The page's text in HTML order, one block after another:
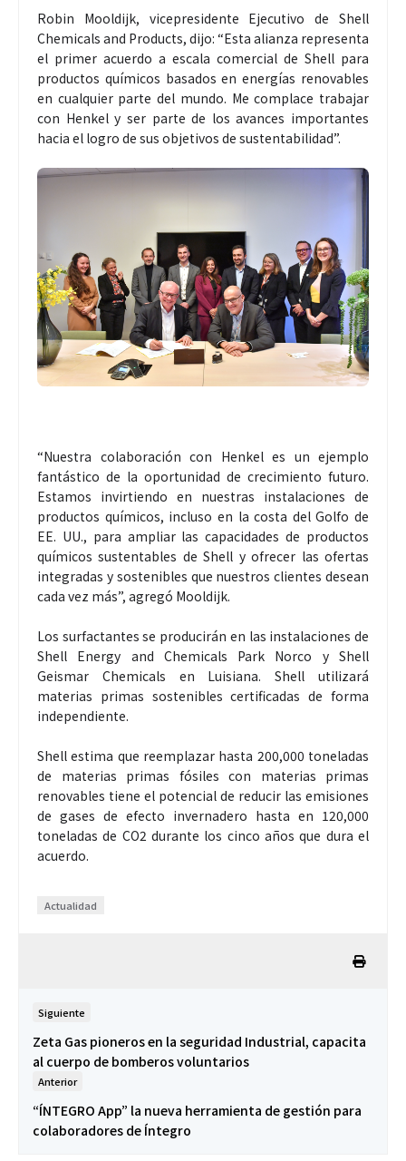
Robin Mooldijk, vicepresidente Ejecutivo de Shell
Chemicals and Products, dijo: “Esta alianza representa
el primer acuerdo a escala comercial de Shell para
productos químicos basados en energías renovables
en cualquier parte del mundo. Me complace trabajar
con Henkel y ser parte de los avances importantes
hacia el logro de sus objetivos de sustentabilidad”.
“Nuestra colaboración con Henkel es un ejemplo
fantástico de la oportunidad de crecimiento futuro.
Estamos invirtiendo en nuestras instalaciones de
productos químicos, incluso en la costa del Golfo de
EE. UU., para ampliar las capacidades de productos
químicos sustentables de Shell y ofrecer las ofertas
integradas y sostenibles que nuestros clientes desean
cada vez más”, agregó Mooldijk.
Los surfactantes se producirán en las instalaciones de
Shell Energy and Chemicals Park Norco y Shell
Geismar Chemicals en Luisiana. Shell utilizará
materias primas sostenibles certificadas de forma
independiente.
Shell estima que reemplazar hasta 200,000 toneladas
de materias primas fósiles con materias primas
renovables tiene el potencial de reducir las emisiones
de gases de efecto invernadero hasta en 120,000
toneladas de CO2 durante los cinco años que dura el
acuerdo.
Actualidad
Siguiente
Zeta Gas pioneros en la seguridad Industrial, capacita
al cuerpo de bomberos voluntarios
Anterior
“ÍNTEGRO App” la nueva herramienta de gestión para
colaboradores de Íntegro